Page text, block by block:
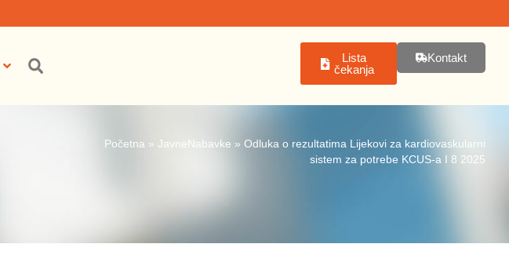
Lista
čekanja
Kontakt
Početna» JavneNabavke » Odluka o rezultatima Lijekovi za kardiovaskularni
sistem za potrebe KCUS-a I 8 2025